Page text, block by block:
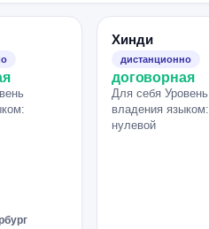
Хинди
дистанционно
договорная
Для себя Уровень
владения языком:
нулевой